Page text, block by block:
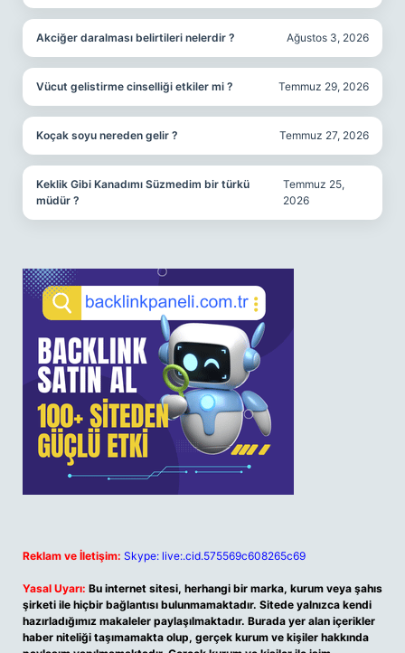
Akciğer daralması belirtileri nelerdir ? Ağustos 3, 2026
Vücut gelistirme cinselliği etkiler mi ? Temmuz 29, 2026
Koçak soyu nereden gelir ? Temmuz 27, 2026
Keklik Gibi Kanadımı Süzmedim bir türkü
müdür ?
Temmuz 25,
2026
Reklam ve İletişim: Skype: live:.cid.575569c608265c69
Yasal Uyarı: Bu internet sitesi, herhangi bir marka, kurum veya şahıs
şirketi ile hiçbir bağlantısı bulunmamaktadır. Sitede yalnızca kendi
hazırladığımız makaleler paylaşılmaktadır. Burada yer alan içerikler
haber niteliği taşımamakta olup, gerçek kurum ve kişiler hakkında